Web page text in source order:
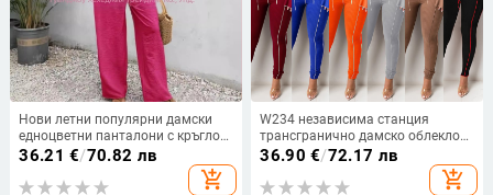
Нови летни популярни дамски
едноцветни панталони с кръгло
деколте и тънък топ без ръкави
36.21 €/70.82 лв
add_shopping_cart
W234 независима станция
трансгранично дамско облекло
експлозии европейски и
презрамки гащеризон с рог
36.90 €/72.17 лв
add_shopping_cart